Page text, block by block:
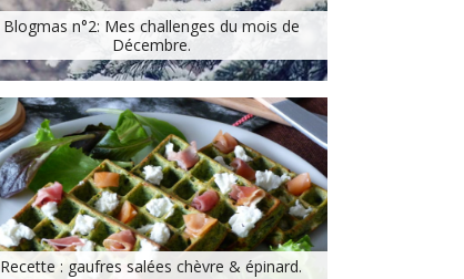
Blogmas n°2: Mes challenges du mois de
Décembre.
Recette : gaufres salées chèvre & épinard.